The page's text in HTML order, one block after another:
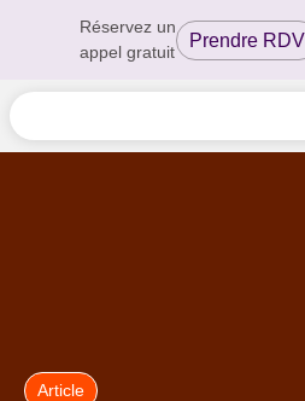
Réservez un
appel gratuit
Prendre RDV
Article